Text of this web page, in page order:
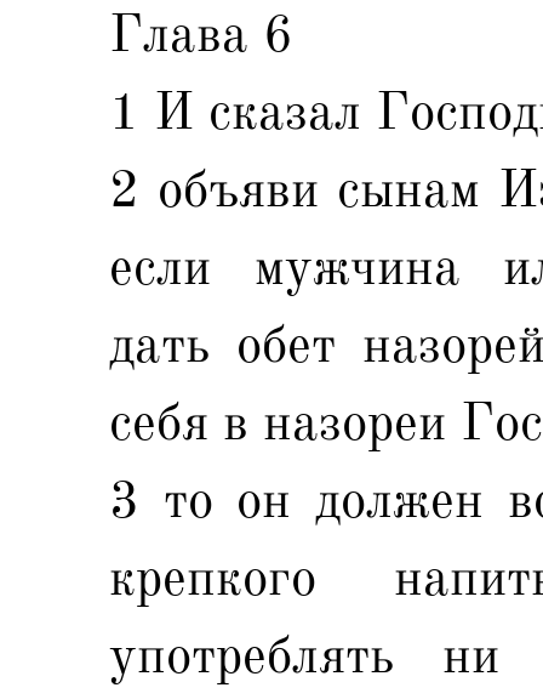
Глава 6
1 И сказал
2 объяви сынам
если мужчина
дать обет
себя в назореи
3 то он должен
крепкого
употреблять